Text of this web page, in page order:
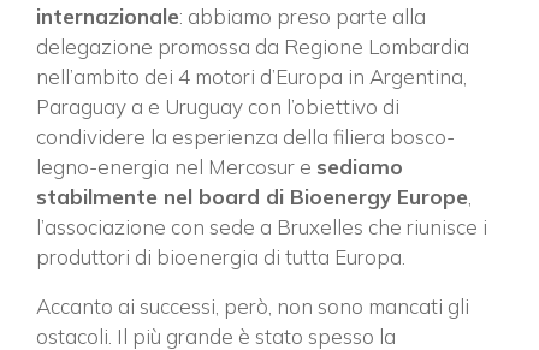
internazionale: abbiamo preso parte alla
delegazione promossa da Regione Lombardia
nell’ambito dei 4 motori d’Europa in Argentina,
Paraguay a e Uruguay con l’obiettivo di
condividere la esperienza della filiera bosco-
legno-energia nel Mercosur e sediamo
stabilmente nel board di Bioenergy Europe
l’associazione con sede a Bruxelles che riunisce i
produttori di bioenergia di tutta Europa.
Accanto ai successi, però, non sono mancati gli
ostacoli. Il più grande è stato spesso la